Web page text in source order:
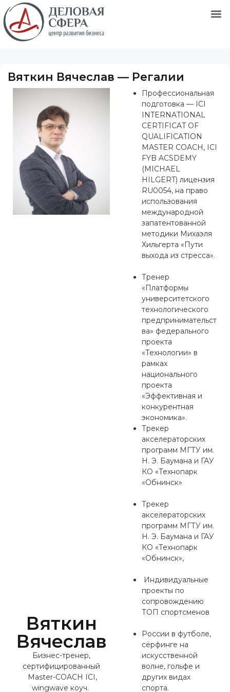
Вяткин Вячеслав — Регалии
Вяткин
Вячеслав
Бизнес-тренер,
сертифицированный
Master-COACH ICI,
wingwave коуч.
Профессиональная
подготовка — ICI
INTERNATIONAL
CERTIFICAT OF
QUALIFICATION
MASTER COACH, ICI
FYB ACSDEMY
(MICHAEL
HILGERT) лицензия
RU0054, на право
использования
международной
запатентованной
методики Михаэля
Хильгерта «Пути
выхода из стресса».
Тренер
«Платформы
университетского
технологического
предпринимательст
ва» федерального
проекта
«Технологии» в
рамках
национального
проекта
«Эффективная и
конкурентная
экономика».
Трекер
акселераторских
программ МГТУ им.
Н. Э. Баумана и ГАУ
КО «Технопарк
«Обнинск»
Трекер
акселераторских
программ МГТУ им.
Н. Э. Баумана и ГАУ
КО «Технопарк
«Обнинск»,
Индивидуальные
проекты по
сопровождению
ТОП спортсменов
России в футболе,
сёрфинге на
искусственной
волне, гольфе и
других видах
спорта.